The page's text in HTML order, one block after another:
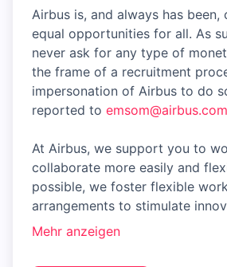
Airbus is, and always has
equal opportunities for all. As
never ask for any type of
the frame of a recruitment
impersonation of Airbus to do
reported to emsom@airbus.com
At Airbus, we support you to
collaborate more easily and
possible, we foster flexible
arrangements to stimulate
Mehr anzeigen